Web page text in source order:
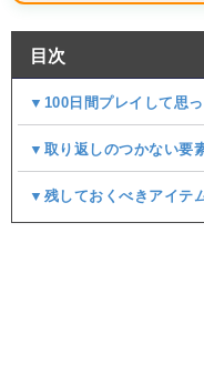
目次
▼100日間プレイして思
▼取り返しのつかない要
▼残しておくべきアイテ